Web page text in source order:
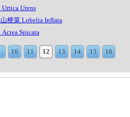
Urens
梗菜 Lobelia Inflata
Spicata
10 11 12 13 14 15 16